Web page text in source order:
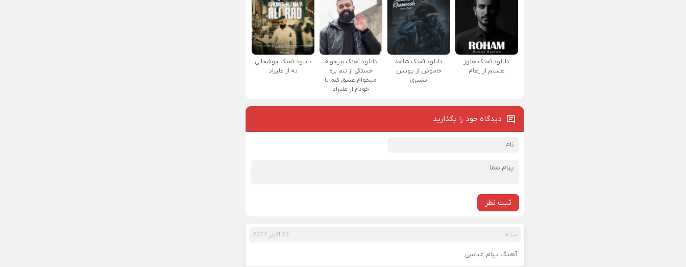
دانلود آهنگ هنوز
هستم از رهام
دانلود آهنگ شاهد
خاموش از یونس
بشیری
دانلود آهنگ میخوام
خستگی از تنم بره
میخوام عشق کنم با
خودم از علیراد
دانلود آهنگ خوشحالی
نه از علیراد
دیدگاه خود را بگذارید
ثبت نظر
سلام 23 اکتبر 2024
آهنگ پیام عباسی